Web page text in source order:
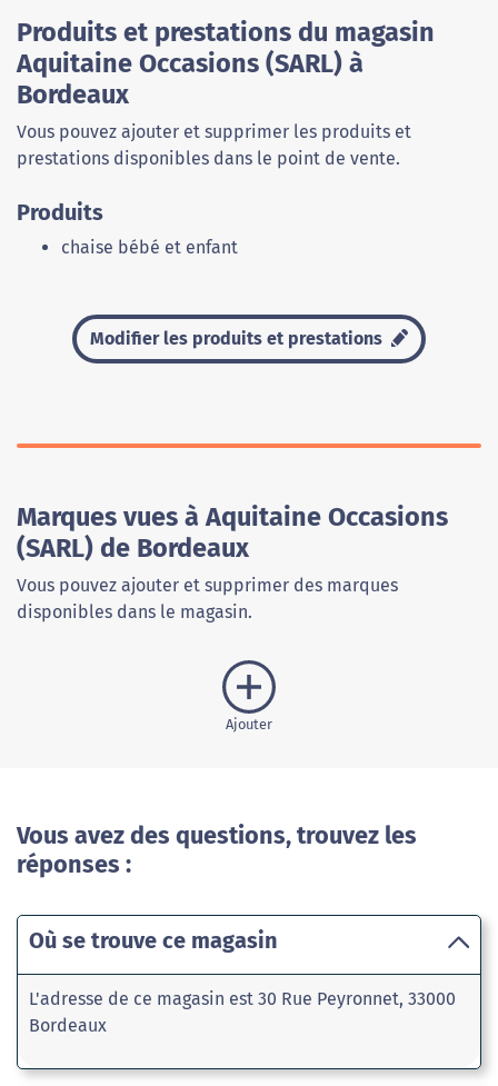
Produits et prestations du magasin
Aquitaine Occasions (SARL) à
Bordeaux
Vous pouvez ajouter et supprimer les produits et
prestations disponibles dans le point de vente.
Produits
chaise bébé et enfant
Modifier les produits et prestations
Marques vues à Aquitaine Occasions
(SARL) de Bordeaux
Vous pouvez ajouter et supprimer des marques
disponibles dans le magasin.
Ajouter
Vous avez des questions, trouvez les
réponses :
Où se trouve ce magasin
L'adresse de ce magasin est 30 Rue Peyronnet, 33000
Bordeaux